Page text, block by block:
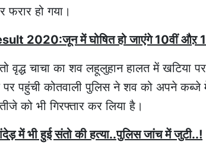
फरार हो गया।
2020:जून में घोषित हो जाएंगे 10वीं औऱ
वृद्ध चाचा का शव लहूलुहान हालत में खटिया
पर पहुंची कोतवाली पुलिस ने शव को अपने कब्जे
को भी गिरफ्तार कर लिया है।
में भी हुई संतो की हत्या..पुलिस जांच में जुटी..!